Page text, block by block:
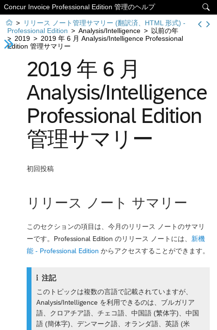

Concur Invoice Professional Edition 管理のヘルプ
 >
リリース ノート管理サマリー (翻訳済、HTML 形式) -
Professional Edition > Analysis/Intelligence > 以前の年
> 2019 > 2019 年 6 月 Analysis/Intelligence Professional
Edition 管理サマリー
2019 年 6 月
Analysis/Intelligence
Professional Edition
管理サマリー
初回投稿
リリース ノート サマリー
このセクションの項目は、今月のリリース ノートのサマリ
ーです。Professional Edition のリリース ノートには、 新機
能 - Professional Edition からアクセスすることができます。
注記
このトピックは複数の言語で記載されていますが、
Analysis/Intelligence を利用できるのは、ブルガリア
語、クロアチア語、チェコ語、中国語 (繁体字)、中国
語 (簡体字)、デンマーク語、オランダ語、英語 (米